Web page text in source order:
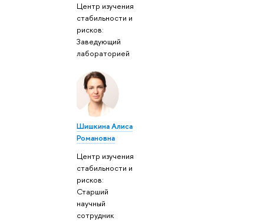
Центр изучения
стабильности и
рисков:
Заведующий
лабораторией
Шишкина Алиса
Романовна
Центр изучения
стабильности и
рисков:
Старший
научный
сотрудник